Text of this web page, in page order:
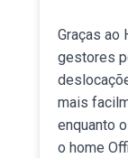
Graças ao
gestores
mais
enquanto
o home